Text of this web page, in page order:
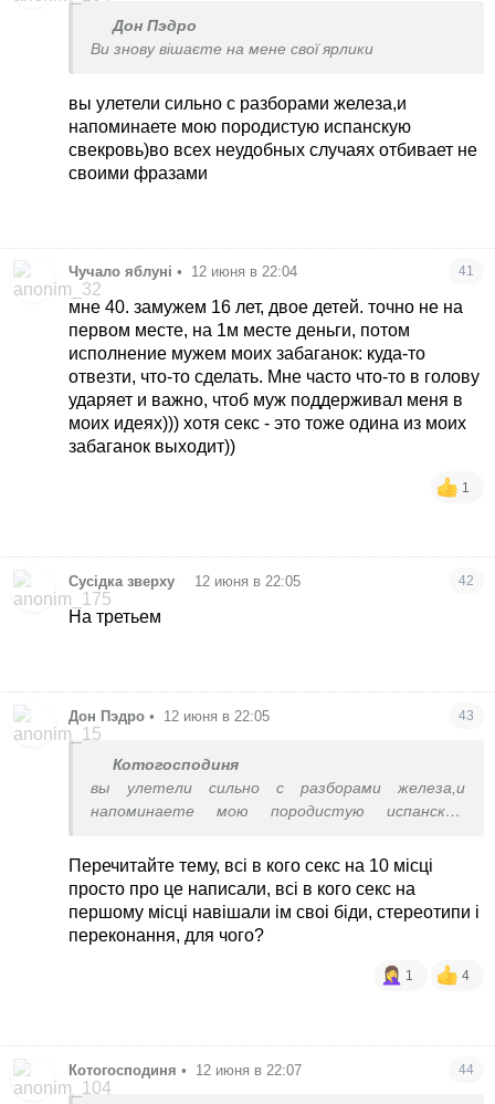
Дон Пэдро
Ви знову вішаєте на мене свої ярлики
вы улетели сильно с разборами железа,и
напоминаете мою породистую испанскую
свекровь)во всех неудобных случаях отбивает не
своими фразами
Чучало яблуні • 12 июня в 22:04 41
мне 40. замужем 16 лет, двое детей. точно не на
первом месте, на 1м месте деньги, потом
исполнение мужем моих забаганок: куда-то
отвезти, что-то сделать. Мне часто что-то в голову
ударяет и важно, чтоб муж поддерживал меня в
моих идеях))) хотя секс - это тоже одина из моих
забаганок выходит))
1
Сусідка зверху 12 июня в 22:05 42
На третьем
Дон Пэдро • 12 июня в 22:05 43
Котогосподиня
вы улетели сильно с разборами железа,и
напоминаете мою породистую испанскую
своими фразами
Перечитайте тему, всі в кого секс на 10 місці
просто про це написали, всі в кого секс на
першому місці навішали ім своі біди, стереотипи і
переконання, для чого?
1 4
Котогосподиня • 12 июня в 22:07 44